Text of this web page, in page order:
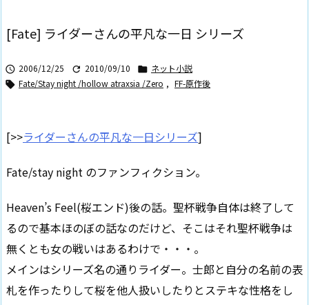
[Fate] ライダーさんの平凡な一日 シリーズ
 2006/12/25  2010/09/10  ネット小説
 Fate/Stay night /hollow atraxsia /Zero , FF-原作後
[>>ライダーさんの平凡な一日シリーズ]
Fate/stay night のファンフィクション。
Heaven’s Feel(桜エンド)後の話。聖杯戦争自体は終了して
るので基本ほのぼの話なのだけど、そこはそれ聖杯戦争は
無くとも女の戦いはあるわけで・・・。
メインはシリーズ名の通りライダー。士郎と自分の名前の表
札を作ったりして桜を他人扱いしたりとステキな性格をし